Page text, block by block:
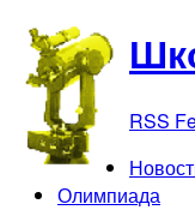
RSS
Олимпиада